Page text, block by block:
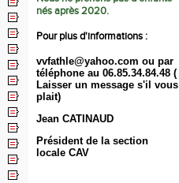
nés après 2020.
Pour plus d'informations :
vvfathle@yahoo.com ou par
téléphone au 06.85.34.84.48 (
Laisser un message s'il vous
plait)
Jean CATINAUD
Président de la section
locale CAV